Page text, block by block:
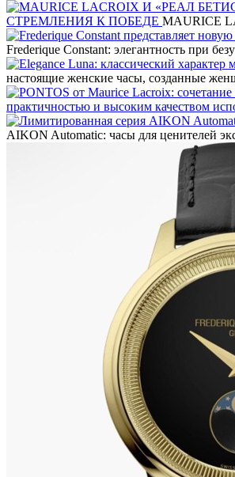
СТРЕМЛЕНИЯ К ПОБЕДЕ MAURICE
Frederique Constant: элегантность при
настоящие женские часы, созданные
практичностью и высоким качеством
AIKON Automatic: часы для ценителей